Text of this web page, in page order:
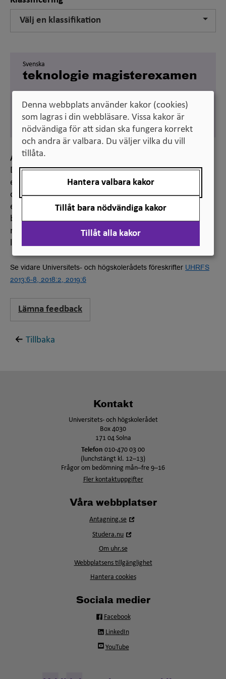
Välj en klassifikation
Svenska
teknologie magisterexamen
Degree of Master of Science
(60 credits)
Anmärkning
Den engelska översättningen av den svenska
examensbenämningen är hämtad från Universitets-
och högskolerådets föreskrifter, som är utformade
enligt de föreskrifter som Högskoleverket tidigare
beslutat. I sitt beslut följde Högskoleverket
rekommendationer från SUHF samt synpunkter från
lärosätena.
Se vidare Universitets- och högskolerådets föreskrifter UHRFS
2013:6-8, 2018:2, 2019:6
Lämna feedback
Tillbaka
Kontakt
Universitets- och högskolerådet
Box 4030
171 04 Solna
Telefon 010-470 03 00
(lunchstängt kl. 12–13)
Frågor om bedömning mån–fre 9–16
Fler kontaktuppgifter
Våra webbplatser
Antagning.se
Studera.nu
fönster
Om uhr.se
Webbplatsens tillgänglighet
Hantera cookies
Sociala medier
Facebook
LinkedIn
YouTube
Denna webbplats använder kakor (cookies)
som lagras i din webbläsare. Vissa kakor är
nödvändiga för att sidan ska fungera korrekt
och andra är valbara. Du väljer vilka du vill
tillåta.
Hantera valbara kakor
Tillåt bara nödvändiga kakor
Tillåt alla kakor